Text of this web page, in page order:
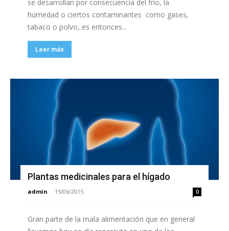
se desarrollan por consecuencia del frío, la
humedad o ciertos contaminantes como gases,
tabaco o polvo, es entonces...
Leer más
Plantas medicinales para el hígado
admin - 15/06/2015 0
Gran parte de la mala alimentación que en general